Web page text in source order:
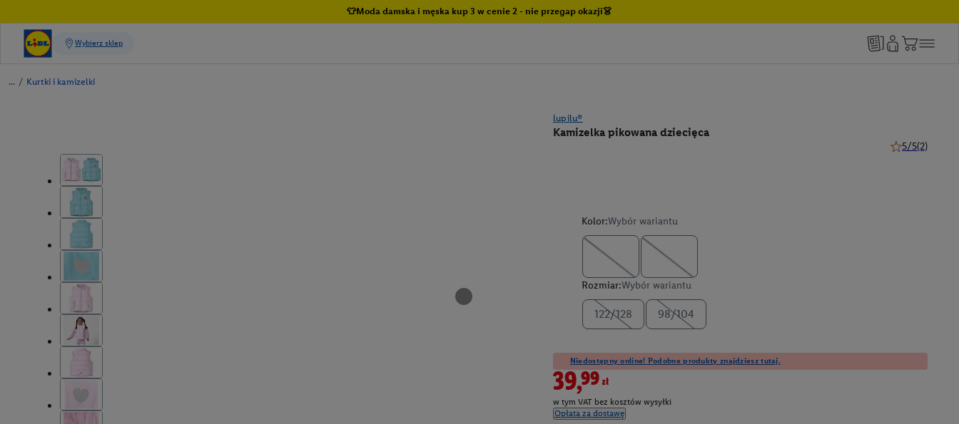
👕Moda damska i męska kup 3 w cenie 2 - nie przegap okazji👗
/ Kurtki i kamizelki
lupilu®
Kamizelka pikowana dziecięca
5/5(2)
Kolor:Wybór wariantu
Rozmiar:Wybór wariantu
122/128 98/104
Niedostępny online! Podobne produkty znajdziesz tutaj.
39,99zł
w tym VAT bez kosztów wysyłki
Opłata za dostawę